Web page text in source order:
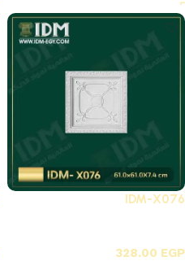
IDM-X076
328.00 EGP